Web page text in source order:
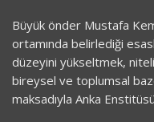
Büyük önder Mustafa
ortamında belirlediği
düzeyini yükseltmek,
bireysel ve toplumsal
maksadıyla Anka